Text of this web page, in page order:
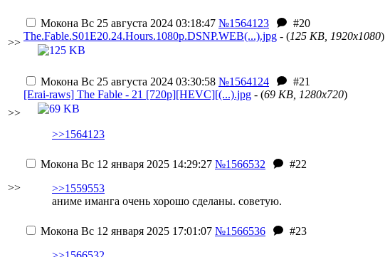
>>
Мокона Вс 25 августа 2024 03:18:47 №1564123
#20
The.Fable.S01E20.24.Hours.1080p.DSNP.WEB(...).jpg - (125 KB, 1920x1080)
>>
Мокона Вс 25 августа 2024 03:30:58 №1564124
#21
[Erai-raws] The Fable - 21 [720p][HEVC][(...).jpg - (69 KB, 1280x720)
>>1564123
>>
Мокона Вс 12 января 2025 14:29:27 №1566532
#22
>>1559553
аниме иманга очень хорошо сделаны. советую.
Мокона Вс 12 января 2025 17:01:07 №1566536
#23